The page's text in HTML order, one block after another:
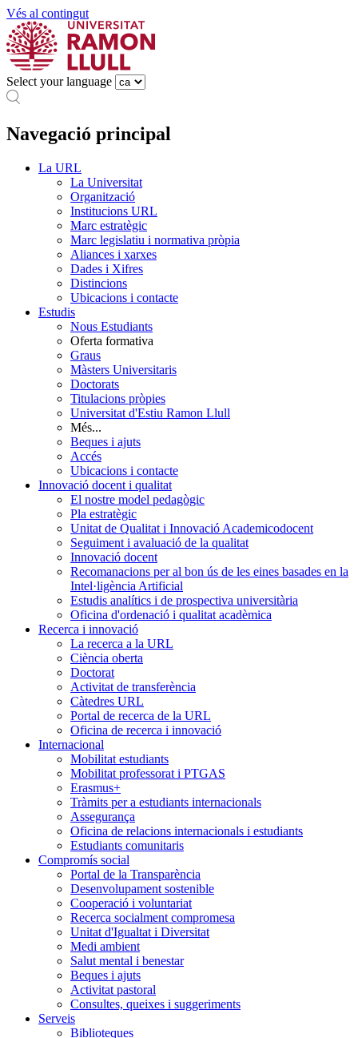
Vés al contingut
Select your language
Navegació principal
La URL
La Universitat
Organització
Institucions URL
Marc estratègic
Marc legislatiu i normativa pròpia
Aliances i xarxes
Dades i Xifres
Distincions
Ubicacions i contacte
Estudis
Nous Estudiants
Oferta formativa
Graus
Màsters Universitaris
Doctorats
Titulacions pròpies
Universitat d'Estiu Ramon Llull
Més...
Beques i ajuts
Accés
Ubicacions i contacte
Innovació docent i qualitat
El nostre model pedagògic
Pla estratègic
Unitat de Qualitat i Innovació Academicodocent
Seguiment i avaluació de la qualitat
Innovació docent
Recomanacions per al bon ús de les eines basades en la
Intel·ligència Artificial
Estudis analítics i de prospectiva universitària
Oficina d'ordenació i qualitat acadèmica
Recerca i innovació
La recerca a la URL
Ciència oberta
Doctorat
Activitat de transferència
Càtedres URL
Portal de recerca de la URL
Oficina de recerca i innovació
Internacional
Mobilitat estudiants
Mobilitat professorat i PTGAS
Erasmus+
Tràmits per a estudiants internacionals
Assegurança
Oficina de relacions internacionals i estudiants
Estudiants comunitaris
Compromís social
Portal de la Transparència
Desenvolupament sostenible
Cooperació i voluntariat
Recerca socialment compromesa
Unitat d'Igualtat i Diversitat
Medi ambient
Salut mental i benestar
Beques i ajuts
Activitat pastoral
Consultes, queixes i suggeriments
Serveis
Biblioteques